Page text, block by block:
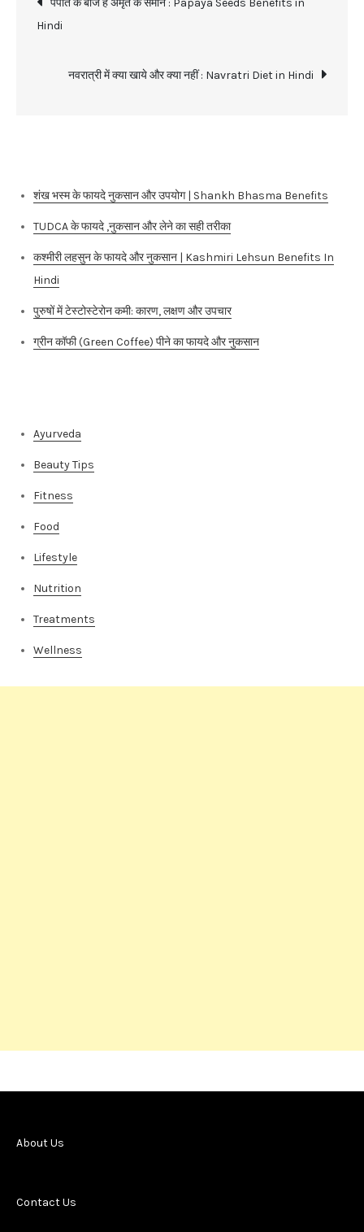
navigation
पपीते के बीज है अमृत के समान : Papaya Seeds Benefits in
Hindi
नवरात्री में क्या खाये और क्या नहीं : Navratri Diet in Hindi
शंख भस्म के फायदे नुकसान और उपयोग | Shankh Bhasma Benefits
TUDCA के फायदे ,नुकसान और लेने का सही तरीका
कश्मीरी लहसुन के फायदे और नुकसान | Kashmiri Lehsun Benefits In
Hindi
पुरुषों में टेस्टोस्टेरोन कमी: कारण, लक्षण और उपचार
ग्रीन कॉफी (Green Coffee) पीने का फायदे और नुकसान
Ayurveda
Beauty Tips
Fitness
Food
Lifestyle
Nutrition
Treatments
Wellness
About Us
Contact Us